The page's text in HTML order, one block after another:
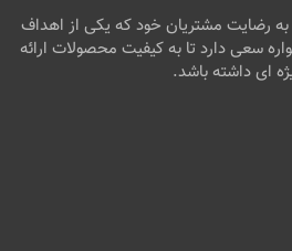
به رضایت مشتریان خود که یکی از اهداف
سعی دارد تا به کیفیت محصولات ارائه
ای داشته باشد.